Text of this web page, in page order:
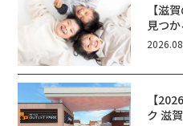
【滋
見つ
が」
【
ク 滋